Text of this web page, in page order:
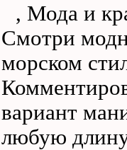
, Мода и
Смотри
морском
вариант
любую